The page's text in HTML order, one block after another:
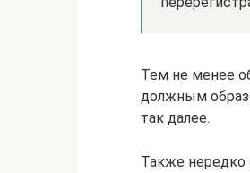
Тем не менее
должным
так далее.
Также нередко